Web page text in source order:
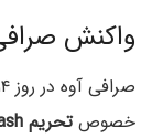
واکنش
خصوصتحریم Tornado Cash